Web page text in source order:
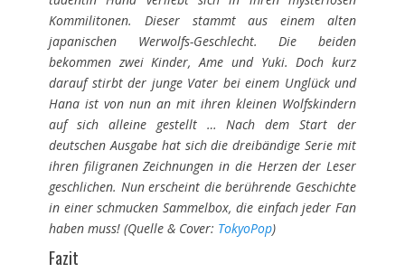
Kommilitonen. Dieser stammt aus einem alten
japanischen Werwolfs-Geschlecht. Die beiden
bekommen zwei Kinder, Ame und Yuki. Doch kurz
darauf stirbt der junge Vater bei einem Unglück und
Hana ist von nun an mit ihren kleinen Wolfskindern
auf sich alleine gestellt … Nach dem Start der
deutschen Ausgabe hat sich die dreibändige Serie mit
ihren filigranen Zeichnungen in die Herzen der Leser
geschlichen. Nun erscheint die berührende Geschichte
in einer schmucken Sammelbox, die einfach jeder Fan
haben muss! (Quelle & Cover: TokyoPop)
Fazit